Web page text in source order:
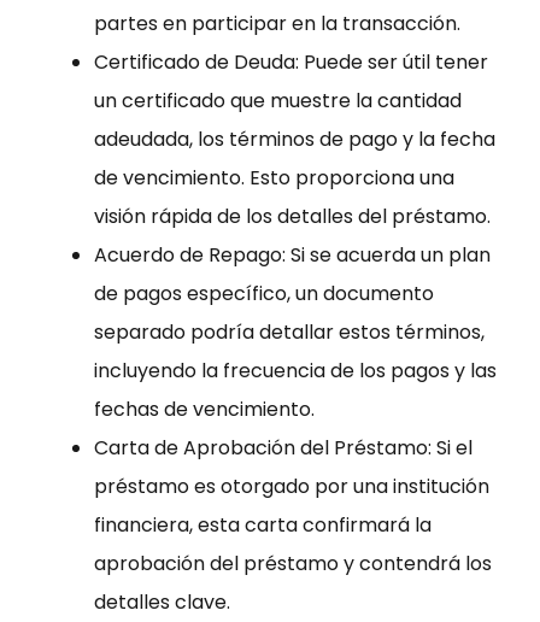
partes en participar en la transacción.
Certificado de Deuda: Puede ser útil tener
un certificado que muestre la cantidad
adeudada, los términos de pago y la fecha
de vencimiento. Esto proporciona una
visión rápida de los detalles del préstamo.
Acuerdo de Repago: Si se acuerda un plan
de pagos específico, un documento
separado podría detallar estos términos,
incluyendo la frecuencia de los pagos y las
fechas de vencimiento.
Carta de Aprobación del Préstamo: Si el
préstamo es otorgado por una institución
financiera, esta carta confirmará la
aprobación del préstamo y contendrá los
detalles clave.